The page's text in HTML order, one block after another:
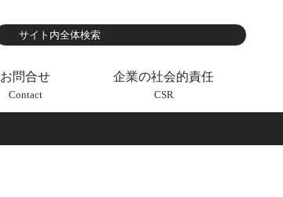
お問合せ
Contact
企業の社会的責任
CSR